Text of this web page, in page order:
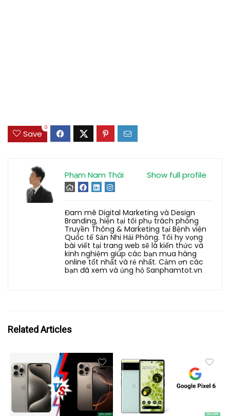
Save
0
Show full profile
Phạm Nam Thái
Đam mê Digital Marketing và Design
Branding, hiện tại tôi phụ trách phòng
Truyền Thông & Marketing tại Bệnh viện
Quốc tế Sản Nhi Hải Phòng. Tôi hy vọng
bài viết tại trang web sẽ là kiến thức và
kinh nghiệm giúp các bạn mua hàng
online tốt nhất và rẻ nhất. Cảm ơn các
bạn đã xem và ủng hộ Sanphamtot.vn
Related Articles